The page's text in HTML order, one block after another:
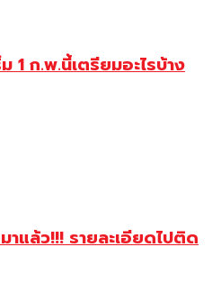
1 ก.พ.นี้เตรียมอะไรบ้าง
าแล้ว!!! รายละเอียดไปติด